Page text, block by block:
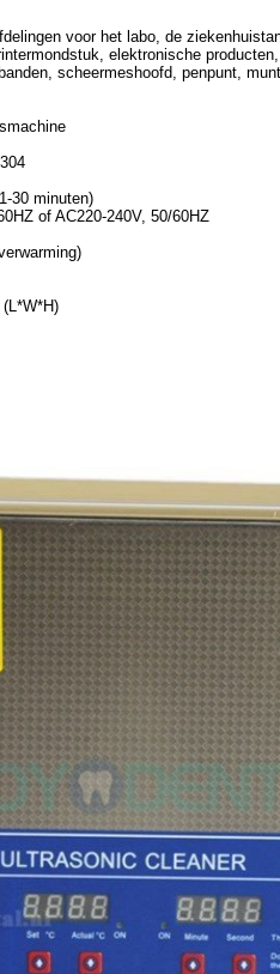
voor het labo, de
elektronische
scheermeshoofd, penpunt,
30 minuten)
of AC220-240V, 50/60HZ